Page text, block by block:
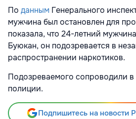
По данным Генерального
мужчина был остановлен для
показала, что 24-летний
Буюкан, он подозревается в
распространении наркотиков.
Подозреваемого сопроводили в
полиции.
Подпишитесь на новости